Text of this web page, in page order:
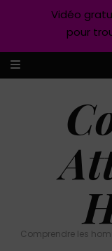
Comprendre les
Vidéo
pour